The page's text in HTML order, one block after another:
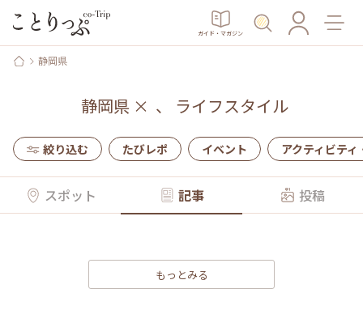
ガイド・マガジン
静岡県
静岡県 × 、 ライフスタイル
絞り込む たびレポ イベント アクティビティ
スポット 記事 投稿
もっとみる